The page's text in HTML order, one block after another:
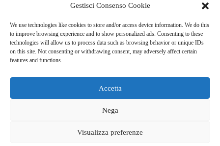
Gestisci Consenso Cookie
We use technologies like cookies to store and/or access device information. We do this
to improve browsing experience and to show personalized ads. Consenting to these
technologies will allow us to process data such as browsing behavior or unique IDs
on this site. Not consenting or withdrawing consent, may adversely affect certain
features and functions.
Accetta
Nega
Visualizza preferenze
DeFinibus 2026 © All rights reserved | Magazine Online
Maggio 8, 2026 4 Min
Festival Treccani Della Lingua Italiana 2026
A Lecce: Programma E...